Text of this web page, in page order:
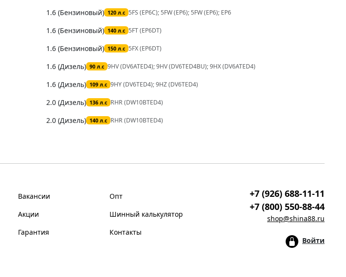
1.6 (Бензиновый) 120 л.с 5FS (EP6C); 5FW (EP6); 5FW (EP6); EP6
1.6 (Бензиновый) 140 л.с 5FT (EP6DT)
1.6 (Бензиновый) 150 л.с 5FX (EP6DT)
1.6 (Дизель) 90 л.с 9HV (DV6ATED4); 9HV (DV6TED4BU); 9HX (DV6ATED4)
1.6 (Дизель) 109 л.с 9HY (DV6TED4); 9HZ (DV6TED4)
2.0 (Дизель) 136 л.с RHR (DW10BTED4)
2.0 (Дизель) 140 л.с RHR (DW10BTED4)
Вакансии
Акции
Гарантия
Опт
Шинный калькулятор
Контакты
+7 (926) 688-11-11
+7 (800) 550-88-44
shop@shina88.ru
Войти